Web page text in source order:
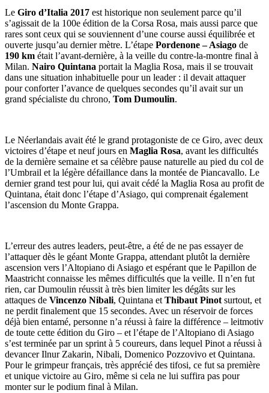
Le Giro d’Italia 2017 est historique non seulement parce qu’il
s’agissait de la 100e édition de la Corsa Rosa, mais aussi parce que
rares sont ceux qui se souviennent d’une course aussi équilibrée et
ouverte jusqu’au dernier mètre. L’étape Pordenone – Asiago de
190 km était l’avant-dernière, à la veille du contre-la-montre final à
Milan. Nairo Quintana portait la Maglia Rosa, mais il se trouvait
dans une situation inhabituelle pour un leader : il devait attaquer
pour conforter l’avance de quelques secondes qu’il avait sur un
grand spécialiste du chrono, Tom Dumoulin.
Le Néerlandais avait été le grand protagoniste de ce Giro, avec deux
victoires d’étape et neuf jours en Maglia Rosa, avant les difficultés
de la dernière semaine et sa célèbre pause naturelle au pied du col de
l’Umbrail et la légère défaillance dans la montée de Piancavallo. Le
dernier grand test pour lui, qui avait cédé la Maglia Rosa au profit de
Quintana, était donc l’étape d’Asiago, qui comprenait également
l’ascension du Monte Grappa.
L’erreur des autres leaders, peut-être, a été de ne pas essayer de
l’attaquer dès le géant Monte Grappa, attendant plutôt la dernière
ascension vers l’Altopiano di Asiago et espérant que le Papillon de
Maastricht connaisse les mêmes difficultés que la veille. Il n’en fut
rien, car Dumoulin réussit à très bien limiter les dégâts sur les
attaques de Vincenzo Nibali, Quintana etThibaut Pinotsurtout, et
ne perdit finalement que 15 secondes. Avec un réservoir de forces
déjà bien entamé, personne n’a réussi à faire la différence – leitmotiv
de toute cette édition du Giro – et l’étape de l’Altopiano di Asiago
s’est terminée par un sprint à 5 coureurs, dans lequel Pinot a réussi à
devancer Ilnur Zakarin, Nibali, Domenico Pozzovivo et Quintana.
Pour le grimpeur français, très apprécié des tifosi, ce fut sa première
et unique victoire au Giro, même si cela ne lui suffira pas pour
monter sur le podium final à Milan.